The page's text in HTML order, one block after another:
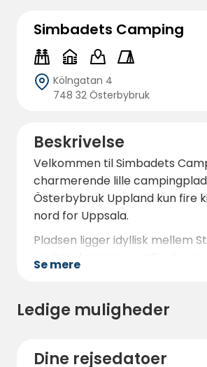
Simbadets Camping
Kölngatan 4
748 32 Österbybruk
Beskrivelse
Velkommen til Simbadets
charmerende lille
Österbybruk Uppland kun fire
nord for Uppsala.
Pladsen ligger idyllisk mellem
og Oppdammen og tilbyder en
højt udspringstårn, lange
Campingpladsen har mere end
Se mere
Ledige muligheder
Dine rejsedatoer